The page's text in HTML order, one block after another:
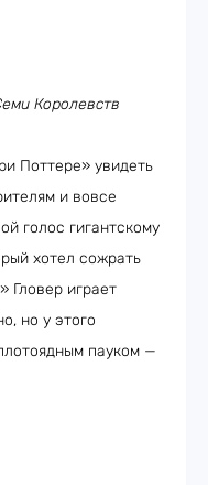
Королевств
Поттере» увидеть
и вовсе
голос гигантскому
хотел сожрать
Гловер играет
но у этого
пауком —